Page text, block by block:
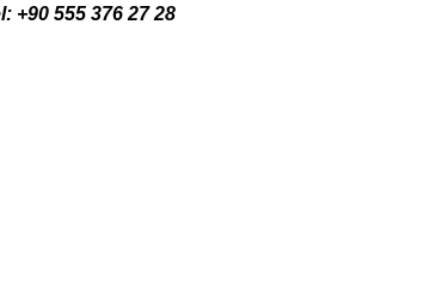
+90 555 376 27 28